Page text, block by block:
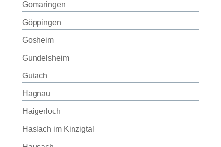
Gomaringen
Göppingen
Gosheim
Gundelsheim
Gutach
Hagnau
Haigerloch
Haslach im Kinzigtal